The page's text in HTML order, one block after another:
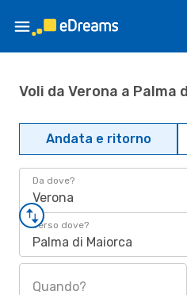
Voli da Verona a Palma
Andata e ritorno
Da dove?
Verona
Verso dove?
Palma di Maiorca
Quando?